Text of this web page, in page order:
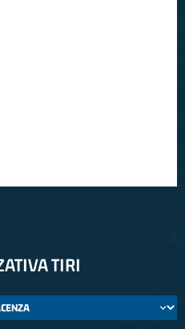
TIRI